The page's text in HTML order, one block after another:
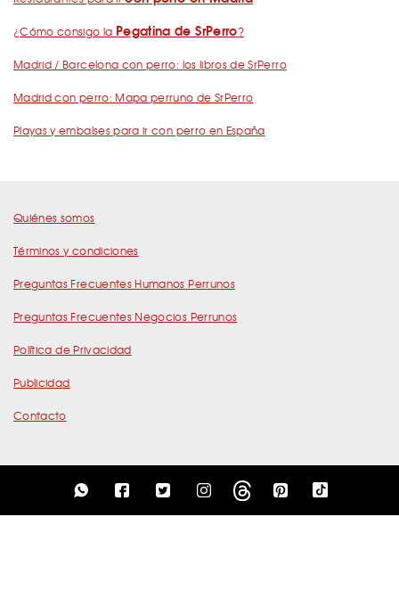
¿Cómo consigo la Pegatina de SrPerro?
Madrid / Barcelona con perro: los libros de SrPerro
Madrid con perro: Mapa perruno de SrPerro
Playas y embalses para ir con perro en España
Quiénes somos
Términos y condiciones
Preguntas Frecuentes Humanos Perrunos
Preguntas Frecuentes Negocios Perrunos
Política de Privacidad
Publicidad
Contacto